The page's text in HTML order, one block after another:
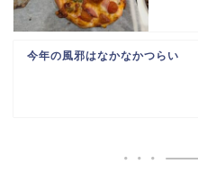
今年の風邪はなかなかつらい